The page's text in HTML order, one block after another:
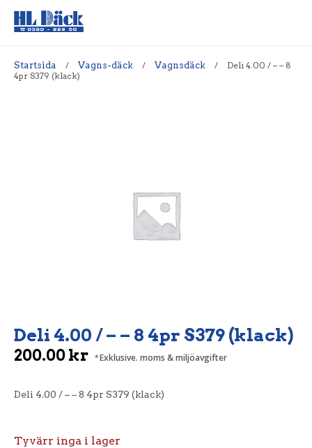
Startsida / Vagns-däck / Vagnsdäck /
Deli 4.00 / – – 8
4pr S379 (klack)
Deli 4.00 / – – 8 4pr S379 (klack)
200.00kr Exklusive. moms & miljöavgifter
Deli 4.00 / – – 8 4pr S379 (klack)
Tyvärr inga i lager